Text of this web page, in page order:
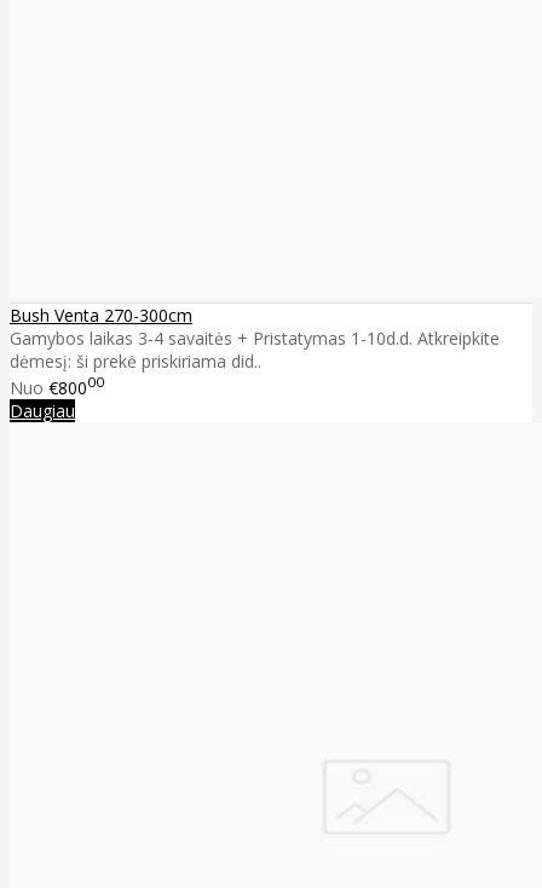
Bush Venta 270-300cm
Gamybos laikas 3-4 savaitės + Pristatymas 1-10d.d. Atkreipkite
dėmesį: ši prekė priskiriama did..
Nuo €80000
Daugiau